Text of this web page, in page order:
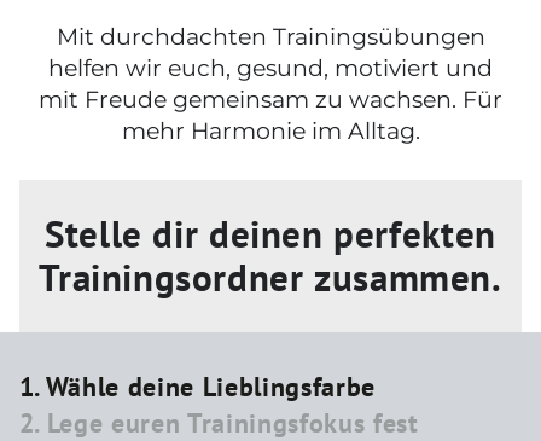
Mit durchdachten Trainingsübungen
helfen wir euch, gesund, motiviert und
mit Freude gemeinsam zu wachsen. Für
mehr Harmonie im Alltag.
Stelle dir deinen perfekten
Trainingsordner zusammen.
1. Wähle deine Lieblingsfarbe
2. Lege euren Trainingsfokus fest